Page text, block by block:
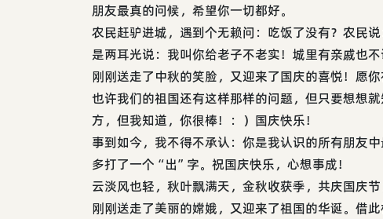
朋友最真的问候，希望你一切都好。
农民赶驴进城，遇到个无赖问：吃饭了没有？农民
是两耳光说：我叫你给老子不老实！城里有亲戚也不
刚刚送走了中秋的笑脸，又迎来了国庆的喜悦！愿
也许我们的祖国还有这样那样的问题，但只要想想
方，但我知道，你很棒！：）国庆快乐！
事到如今，我不得不承认：你是我认识的所有朋友
多打了一个“出”字。祝国庆快乐，心想事成！
云淡风也轻，秋叶飘满天，金秋收获季，共庆国庆
刚刚送走了美丽的嫦娥，又迎来了祖国的华诞。借